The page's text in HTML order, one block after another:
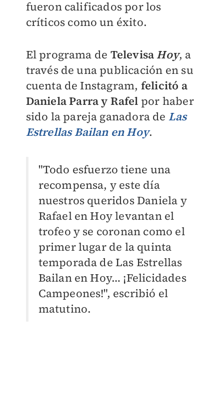
fueron calificados por los
críticos como un éxito.
El programa de Televisa Hoy, a
través de una publicación en su
cuenta de Instagram, felicitó a
Daniela Parra y Rafel por haber
sido la pareja ganadora de Las
Estrellas Bailan en Hoy.
"Todo esfuerzo tiene una
recompensa, y este día
nuestros queridos Daniela y
Rafael en Hoy levantan el
trofeo y se coronan como el
primer lugar de la quinta
temporada de Las Estrellas
Bailan en Hoy… ¡Felicidades
Campeones!", escribió el
matutino.